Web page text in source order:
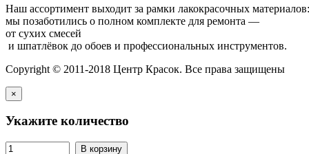
Наш ассортимент выходит за рамки лакокрасочных
мы позаботились о полном комплекте для ремонта —
от сухих смесей
и шпатлёвок до обоев и профессиональных инструментов.
Copyright © 2011-2018 Центр Красок. Все права защищены
×
Укажите количество
В корзину